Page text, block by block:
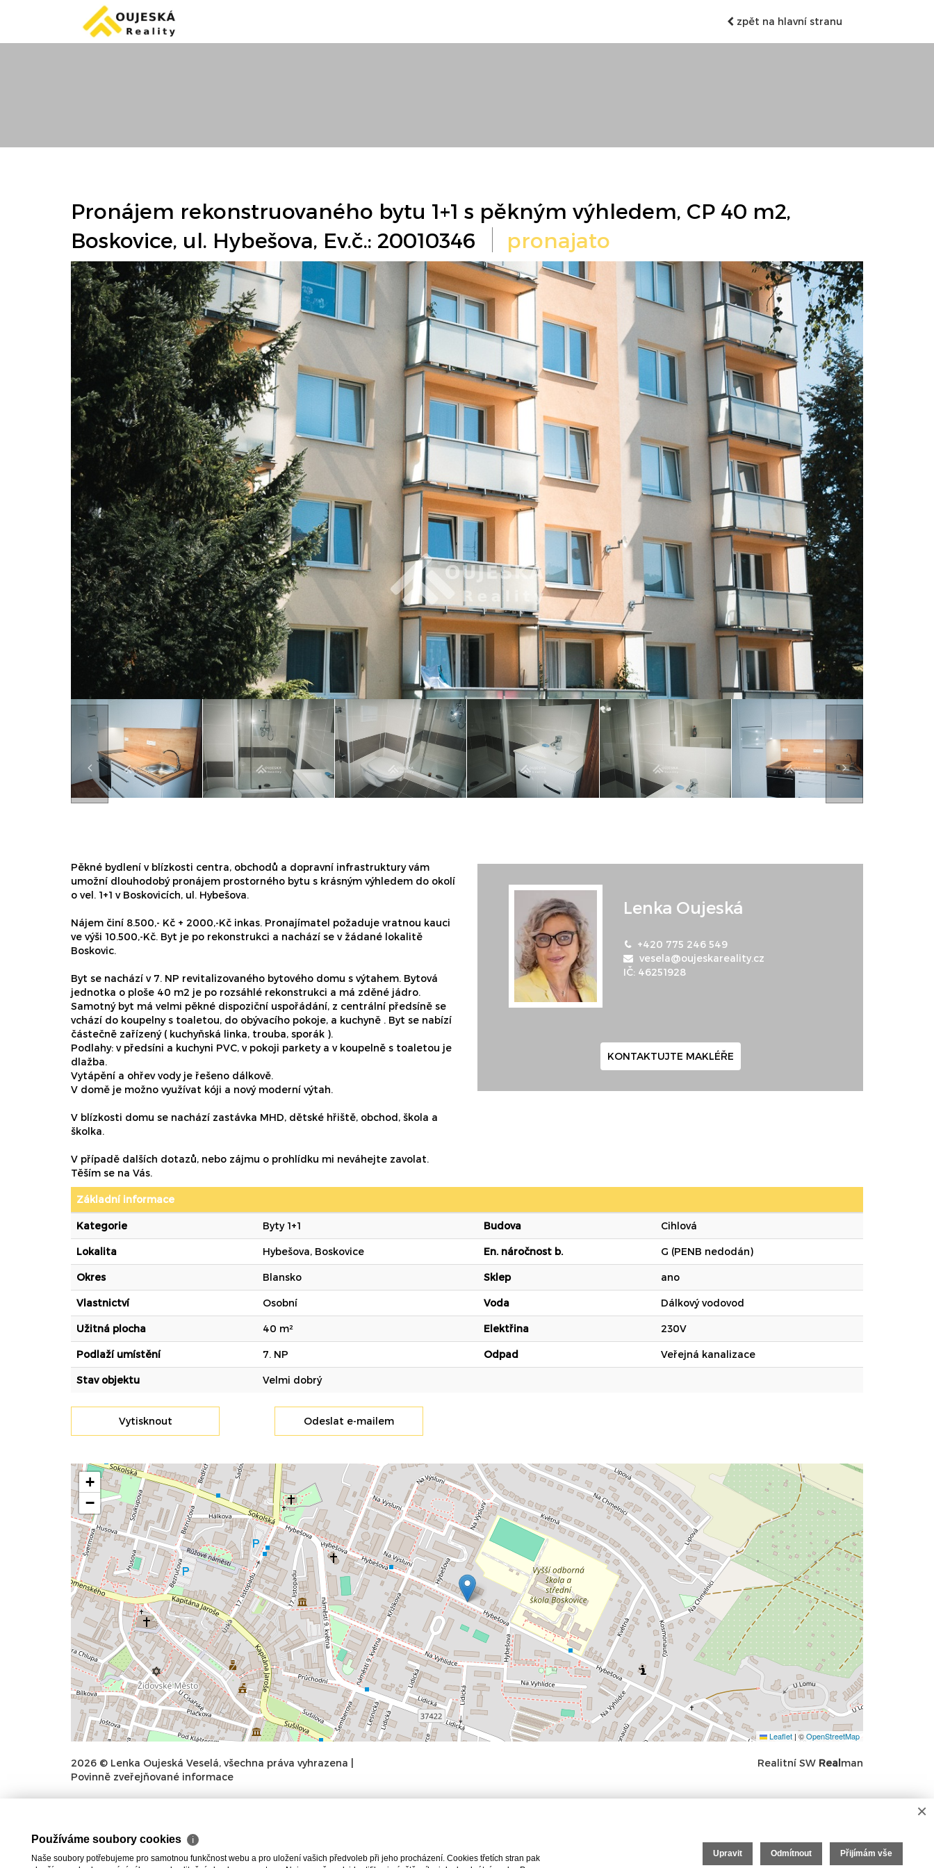
zpět na hlavní stranu
Pronájem rekonstruovaného bytu 1+1 s pěkným výhledem, CP 40 m2,
Boskovice, ul. Hybešova, Ev.č.: 20010346
pronajato
Pěkné bydlení v blízkosti centra, obchodů a dopravní infrastruktury vám
umožní dlouhodobý pronájem prostorného bytu s krásným výhledem do okolí
o vel. 1+1 v Boskovicích, ul. Hybešova.
Nájem činí 8.500,- Kč + 2000,-Kč inkas. Pronajímatel požaduje vratnou kauci
ve výši 10.500,-Kč. Byt je po rekonstrukci a nachází se v žádané lokalitě
Boskovic.
Byt se nachází v 7. NP revitalizovaného bytového domu s výtahem. Bytová
jednotka o ploše 40 m2 je po rozsáhlé rekonstrukci a má zděné jádro.
Samotný byt má velmi pěkné dispoziční uspořádání, z centrální předsíně se
vchází do koupelny s toaletou, do obývacího pokoje, a kuchyně . Byt se nabízí
částečně zařízený ( kuchyňská linka, trouba, sporák ).
Podlahy: v předsíni a kuchyni PVC, v pokoji parkety a v koupelně s toaletou je
dlažba.
Vytápění a ohřev vody je řešeno dálkově.
V domě je možno využívat kóji a nový moderní výtah.
V blízkosti domu se nachází zastávka MHD, dětské hřiště, obchod, škola a
školka.
V případě dalších dotazů, nebo zájmu o prohlídku mi neváhejte zavolat.
Těším se na Vás.
Lenka Oujeská
+420 775 246 549
vesela@oujeskareality.cz
IČ: 46251928
KONTAKTUJTE MAKLÉŘE
Základní informace
Kategorie Byty 1+1 Budova Cihlová
Lokalita Hybešova, Boskovice En. náročnost b. G (PENB nedodán)
Okres Blansko Sklep ano
Vlastnictví Osobní Voda Dálkový vodovod
Užitná plocha 40 m² Elektřina 230V
Podlaží umístění 7. NP Odpad Veřejná kanalizace
Stav objektu Velmi dobrý
Vytisknout Odeslat e-mailem
+
−
Leaflet | ©OpenStreetMap
2026 © Lenka Oujeská Veselá, všechna práva vyhrazena |
Povinně zveřejňované informace
Realitní SW Realman
×
Používáme soubory cookies ℹ
Naše soubory potřebujeme pro samotnou funkčnost webu a pro uložení vašich předvoleb při jeho procházení. Cookies třetích stran pak
Upravit Odmítnout Přijímám vše